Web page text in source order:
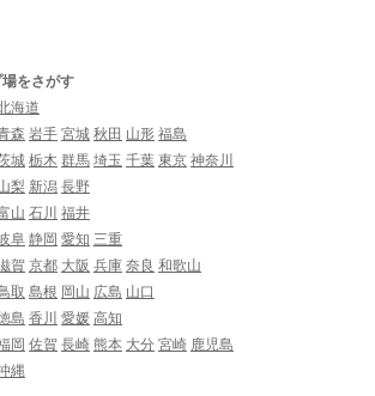
をさがす
海道
森 岩手 宮城 秋田 山形 福島
城 栃木 群馬 埼玉 千葉 東京 神奈川
梨 新潟 長野
山 石川 福井
阜 静岡 愛知 三重
賀 京都 大阪 兵庫 奈良 和歌山
取 島根 岡山 広島 山口
島 香川 愛媛 高知
岡 佐賀 長崎 熊本 大分 宮崎 鹿児島
縄